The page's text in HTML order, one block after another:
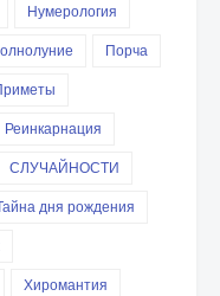
Нумерология
Порча
Реинкарнация
СЛУЧАЙНОСТИ
дня рождения
Хиромантия